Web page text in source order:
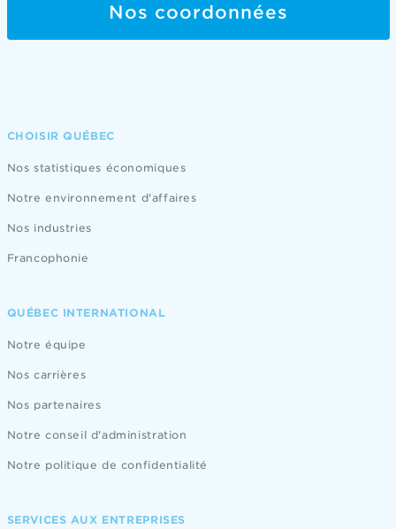
Nos coordonnées
CHOISIR QUÉBEC
Nos statistiques économiques
Notre environnement d'affaires
Nos industries
Francophonie
QUÉBEC INTERNATIONAL
Notre équipe
Nos carrières
Nos partenaires
Notre conseil d'administration
Notre politique de confidentialité
SERVICES AUX ENTREPRISES